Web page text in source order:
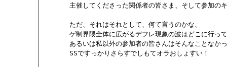
主催してくださった関係者の皆さま、そして参加の
       ただ、それはそれとして、何て言うのかな、
ゲ制界隈全体に広がるデフレ現象の波はどこに行っ
あるいは私以外の参加者の皆さんはそんなことなか
       SSですっかりさらすでしもてオラおしょすい！